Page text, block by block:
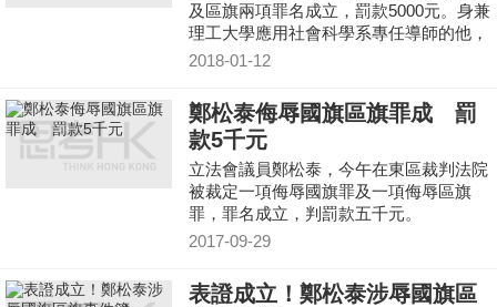
及區旗兩項罪名成立，罰款5000元。身兼
理工大學應用社會科學系專任導師的他，
在社交網站指，收到理大委員會的信件，
育，以及接受國際化的目標方面不一致，
裁定他今年六月約滿後，將不獲續約。
2018-01-12
鄭松泰侮辱國旗區旗罪成 罰
款5千元
立法會議員鄭松泰，今午在東區裁判法院
被裁定一項侮辱國旗罪及一項侮辱區旗
罪，罪名成立，判罰款五千元。
2017-09-29
表證成立！鄭松泰涉辱國旗區